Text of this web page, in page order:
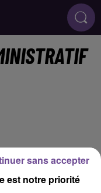
est notre priorité
sans accepter